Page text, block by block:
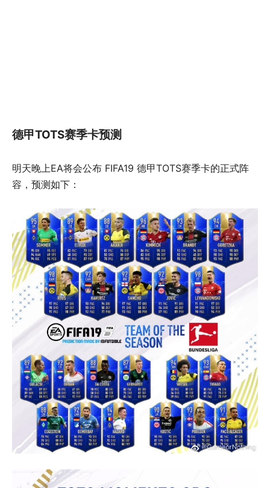
德甲TOTS赛季卡预测
明天晚上EA将会公布 FIFA19 德甲TOTS赛季卡的正式阵
容，预测如下：